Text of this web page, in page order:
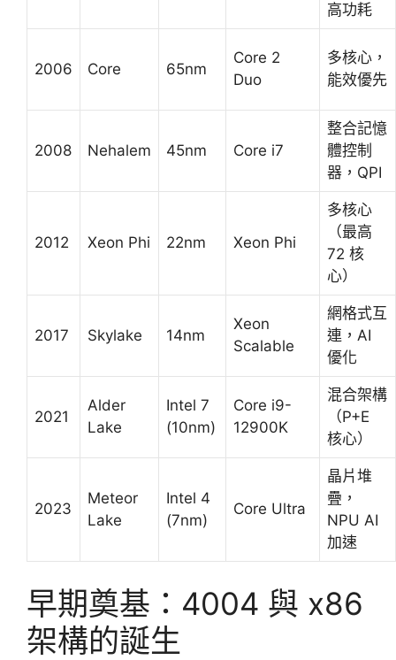
高功耗
2006 Core 65nm
Core 2
Duo
多核心，
能效優先
2008 Nehalem 45nm Core i7
整合記憶
體控制
器，QPI
2012 Xeon Phi 22nm Xeon Phi
多核心
（最高
72 核
心）
2017 Skylake 14nm
Xeon
Scalable
網格式互
連，AI
優化
2021
Alder
Lake
Intel 7
(10nm)
Core i9-
12900K
混合架構
（P+E
核心）
2023
Meteor
Lake
Intel 4
(7nm)
Core Ultra
晶片堆
疊，
NPU AI
加速
早期奠基：4004 與 x86
架構的誕生